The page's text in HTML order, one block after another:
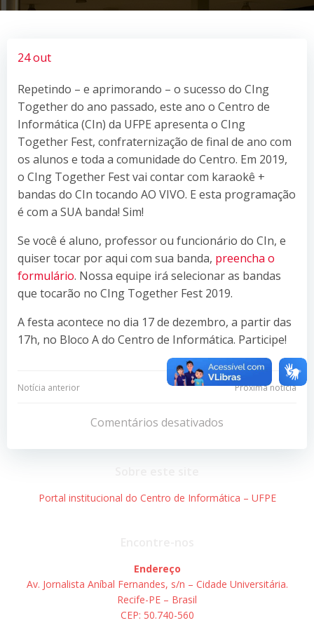
24 out
Repetindo – e aprimorando – o sucesso do CIng
Together do ano passado, este ano o Centro de
Informática (CIn) da UFPE apresenta o CIng
Together Fest, confraternização de final de ano com
os alunos e toda a comunidade do Centro. Em 2019,
o CIng Together Fest vai contar com karaokê +
bandas do CIn tocando AO VIVO. E esta programação
é com a SUA banda! Sim!
Se você é aluno, professor ou funcionário do CIn, e
quiser tocar por aqui com sua banda, preencha o
formulário. Nossa equipe irá selecionar as bandas
que tocarão no CIng Together Fest 2019.
A festa acontece no dia 17 de dezembro, a partir das
17h, no Bloco A do Centro de Informática. Participe!
Navegação
Post
Notícia anterior
Navegação
de
Post
Próxima notícia
Comentários desativados
Portal institucional do Centro de Informática – UFPE
Endereço
Av. Jornalista Aníbal Fernandes, s/n – Cidade Universitária.
Recife-PE – Brasil
CEP: 50.740-560